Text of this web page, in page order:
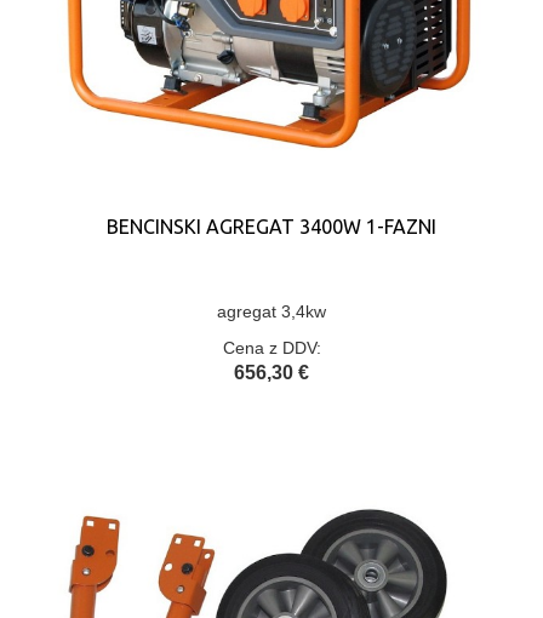
BENCINSKI AGREGAT 3400W 1-FAZNI
agregat 3,4kw
Cena z DDV:
656,30 €